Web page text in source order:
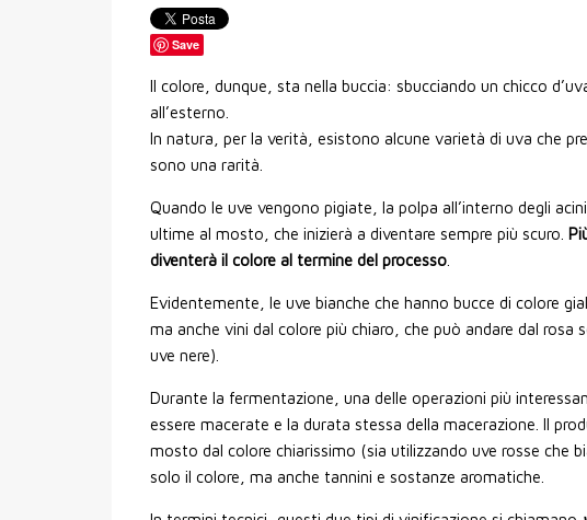
Save
Il colore, dunque, sta nella buccia: sbucciando un chicco
all’esterno.
In natura, per la verità, esistono alcune varietà di uva che
sono una rarità.
Quando le uve vengono pigiate, la polpa all’interno degli
ultime al mosto, che inizierà a diventare sempre più scuro.
diventerà il colore al termine del processo
Evidentemente, le uve bianche che hanno bucce di colore
ma anche vini dal colore più chiaro, che può andare dal
uve nere).
Durante la fermentazione, una delle operazioni più
essere macerate e la durata stessa della macerazione. Il
mosto dal colore chiarissimo (sia utilizzando uve rosse che
solo il colore, ma anche tannini e sostanze aromatiche.